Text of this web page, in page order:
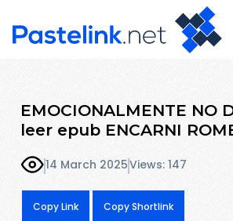
EMOCIONALMENTE NO
leer epub ENCARNI
14 March 2025Views: 147
Copy Link Copy Shortlink